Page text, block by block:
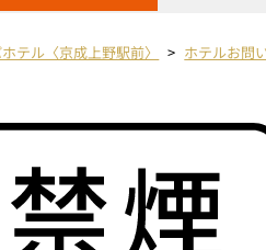
テル〈京成上野駅前〉 ホテルお問